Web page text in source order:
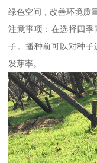
绿色空间，改善环境质量
注意事项：在选择四
子。播种前可以对种
发芽率。